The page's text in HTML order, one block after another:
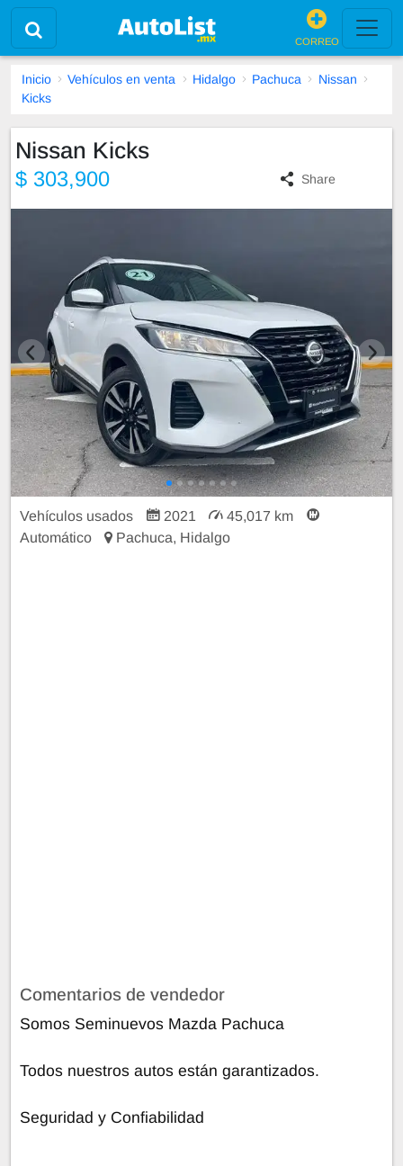
CORREO
Inicio Vehículos en venta Hidalgo Pachuca
Nissan
Kicks
Nissan Kicks
$ 303,900 Share
Vehículos usados 2021
45,017 km
Automático
Pachuca, Hidalgo
Comentarios de vendedor
Somos Seminuevos Mazda Pachuca
Todos nuestros autos están garantizados.
Seguridad y Confiabilidad